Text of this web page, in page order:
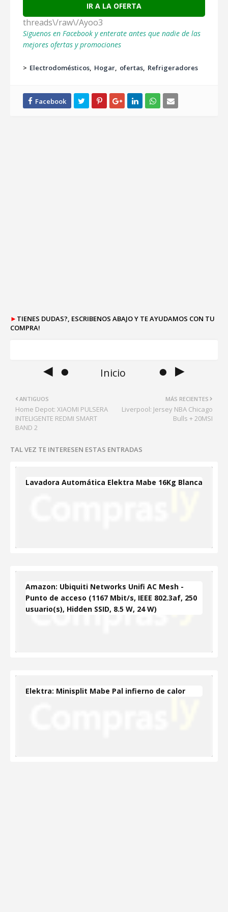
IR A LA OFERTA
threads\/raw\/Ayoo3
Siguenos en Facebook y enterate antes que nadie de las
mejores ofertas y promociones
> Electrodomésticos Hogar ofertas Refrigeradores
► TIENES DUDAS?, ESCRIBENOS ABAJO Y TE AYUDAMOS CON TU
COMPRA!
◄ ● Inicio ● ►
MÁS RECIENTES
Liverpool: Jersey NBA Chicago
Bulls + 20MSI
ANTIGUOS
Home Depot: XIAOMI PULSERA
INTELIGENTE REDMI SMART
BAND 2
TAL VEZ TE INTERESEN ESTAS ENTRADAS
Lavadora Automática Elektra Mabe 16Kg Blanca
Amazon: Ubiquiti Networks Unifi AC Mesh -
Punto de acceso (1167 Mbit/s, IEEE 802.3af, 250
usuario(s), Hidden SSID, 8.5 W, 24 W)
Elektra: Minisplit Mabe Pal infierno de calor